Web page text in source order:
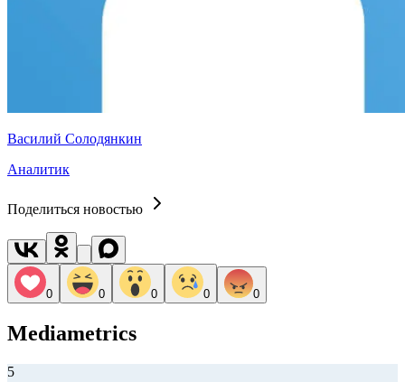
Василий Солодянкин
Аналитик
Поделиться новостью
0 0 0 0 0
Mediametrics
5